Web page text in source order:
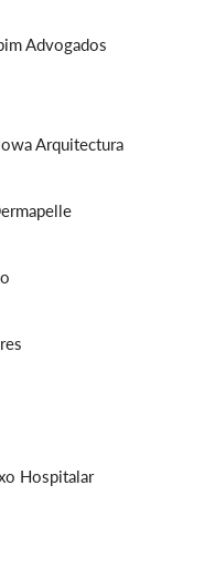
Advogados
Arquitectura
Hospitalar